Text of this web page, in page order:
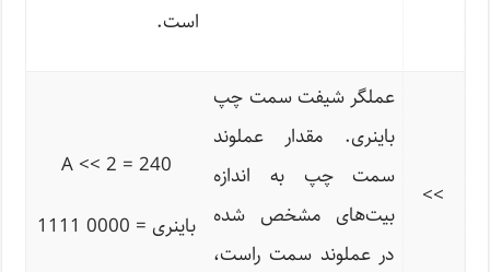
است.
>>
عملگر شیفت سمت چپ
باینری. مقدار عملوند
سمت چپ به اندازه
بیت‌های مشخص شده
در عملوند سمت راست،
A << 2 = 240
باینری = 0000 1111